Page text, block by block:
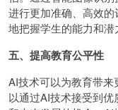
进行更加准确、高效
地把握学生的能力和潜
五、提高教育公平性
AI技术可以为教育带
以通过AI技术接受到